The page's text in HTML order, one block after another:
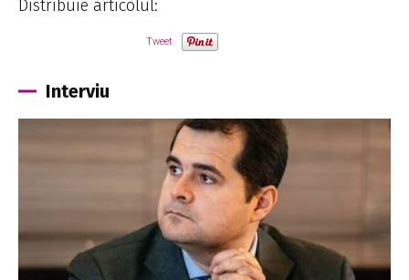
Distribuie articolul:
Tweet
Interviu